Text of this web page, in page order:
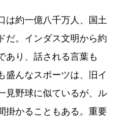
は約一億八千万人、国土
だ。インダス文明から約
あり、話される言葉も
盛んなスポーツは、旧イ
見野球に似ているが、ル
掛かることもある。重要